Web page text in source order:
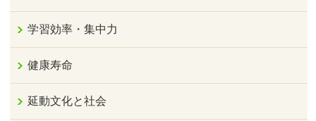
学習効率・集中力
健康寿命
延動文化と社会